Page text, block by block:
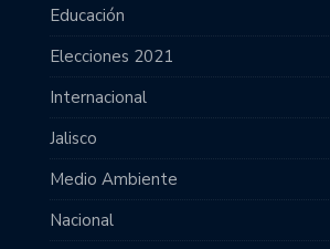
Educación
Elecciones 2021
Internacional
Jalisco
Medio Ambiente
Nacional